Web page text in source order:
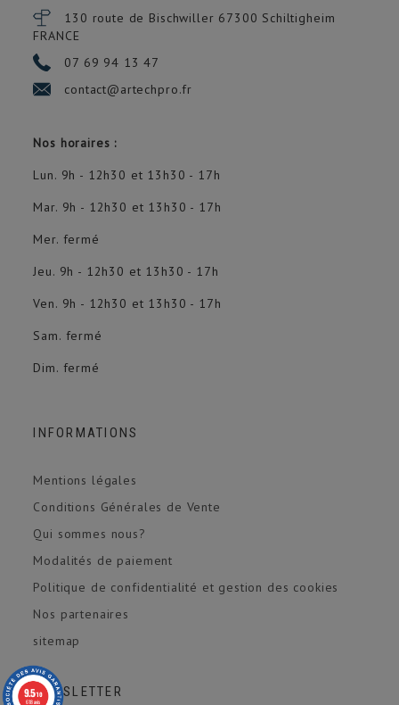
130 route de Bischwiller 67300 Schiltigheim
FRANCE
07 69 94 13 47
contact@artechpro.fr
Nos horaires :
Lun. 9h - 12h30 et 13h30 - 17h
Mar. 9h - 12h30 et 13h30 - 17h
Mer. fermé
Jeu. 9h - 12h30 et 13h30 - 17h
Ven. 9h - 12h30 et 13h30 - 17h
Sam. fermé
Dim. fermé
INFORMATIONS
Mentions légales
Conditions Générales de Vente
Qui sommes nous?
Modalités de paiement
Politique de confidentialité et gestion des cookies
Nos partenaires
sitemap
NEWSLETTER
9.5/10
618 avis